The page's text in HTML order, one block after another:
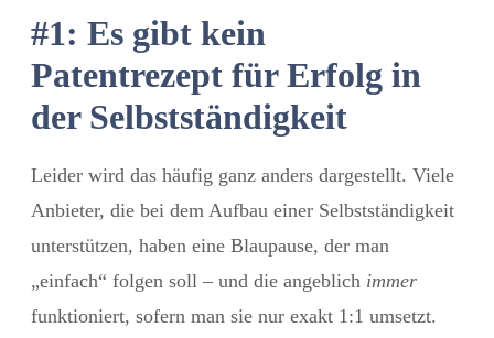
#1: Es gibt kein
Patentrezept für Erfolg in
der Selbstständigkeit
Leider wird das häufig ganz anders dargestellt. Viele
Anbieter, die bei dem Aufbau einer Selbstständigkeit
unterstützen, haben eine Blaupause, der man
„einfach“ folgen soll – und die angeblich immer
funktioniert, sofern man sie nur exakt 1:1 umsetzt.